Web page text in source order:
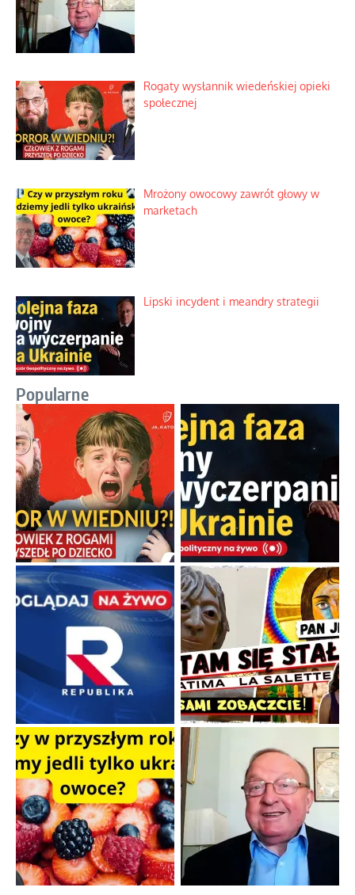
Rogaty wysłannik wiedeńskiej opieki
społecznej
Mrożony owocowy zawrót głowy w
marketach
Lipski incydent i meandry strategii
Popularne